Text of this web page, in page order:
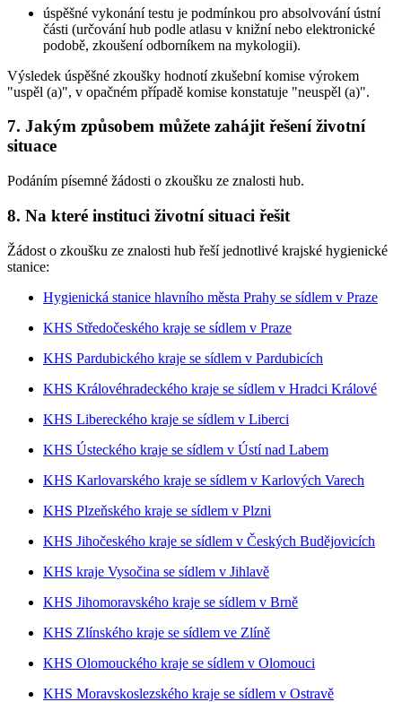
úspěšné vykonání testu je podmínkou pro absolvování ústní
části (určování hub podle atlasu v knižní nebo elektronické
podobě, zkoušení odborníkem na mykologii).
Výsledek úspěšné zkoušky hodnotí zkušební komise výrokem
"uspěl (a)", v opačném případě komise konstatuje "neuspěl (a)".
7. Jakým způsobem můžete zahájit řešení životní
situace
Podáním písemné žádosti o zkoušku ze znalosti hub.
8. Na které instituci životní situaci řešit
Žádost o zkoušku ze znalosti hub řeší jednotlivé krajské hygienické
stanice:
Hygienická stanice hlavního města Prahy se sídlem v Praze
KHS Středočeského kraje se sídlem v Praze
KHS Pardubického kraje se sídlem v Pardubicích
KHS Královéhradeckého kraje se sídlem v Hradci Králové
KHS Libereckého kraje se sídlem v Liberci
KHS Ústeckého kraje se sídlem v Ústí nad Labem
KHS Karlovarského kraje se sídlem v Karlových Varech
KHS Plzeňského kraje se sídlem v Plzni
KHS Jihočeského kraje se sídlem v Českých Budějovicích
KHS kraje Vysočina se sídlem v Jihlavě
KHS Jihomoravského kraje se sídlem v Brně
KHS Zlínského kraje se sídlem ve Zlíně
KHS Olomouckého kraje se sídlem v Olomouci
KHS Moravskoslezského kraje se sídlem v Ostravě